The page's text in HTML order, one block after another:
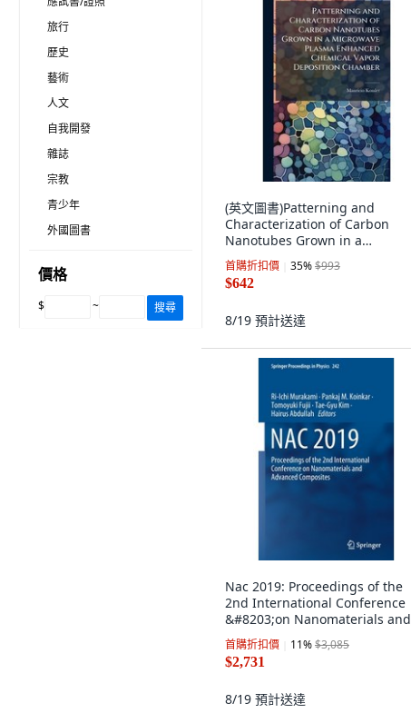
旅行
歷史
藝術
人文
自我開發
雜誌
宗教
青少年
外國圖書
價格
$ ~ 搜尋
(英文圖書)Patterning and
Characterization of Carbon
Nanotubes Grown in a
Microwave Plasma... 精裝版,
Hutson Street Press, 英文
首購折扣價 35%$993
$642
8/19 預計送達
Nac 2019: Proceedings of the
2nd International Conference
&#8203;on Nanomaterials and
&#8203;advance... 平裝版,
Springer, 英文
首購折扣價 11%$3,085
$2,731
8/19 預計送達